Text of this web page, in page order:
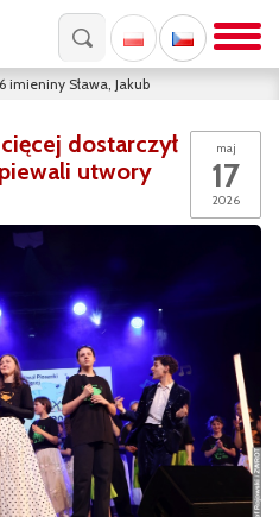
imieniny Sława, Jakub
maj
17
2026
dostarczył
utwory